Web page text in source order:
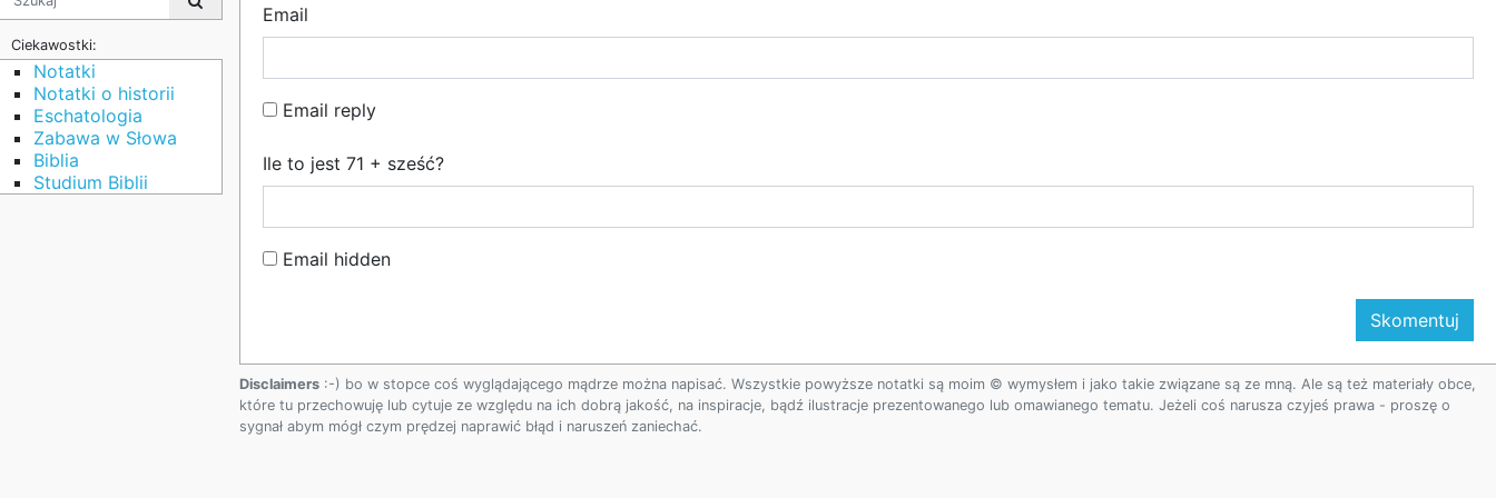
Ciekawostki:
Notatki
Notatki o historii
Eschatologia
Zabawa w Słowa
Biblia
Studium Biblii
Email
Email reply
Ile to jest 71 + sześć?
Email hidden
Disclaimers :-) bo w stopce coś wyglądającego mądrze można napisać. Wszystkie powyższe notatki są moim © wymysłem i jako takie związane są ze mną. Ale są też materiały obce,
które tu przechowuję lub cytuje ze względu na ich dobrą jakość, na inspiracje, bądź ilustracje prezentowanego lub omawianego tematu. Jeżeli coś narusza czyjeś prawa - proszę o
sygnał abym mógł czym prędzej naprawić błąd i naruszeń zaniechać.